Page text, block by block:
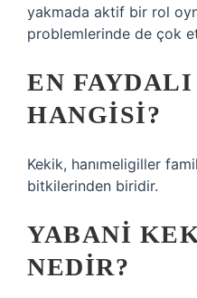
yakmada aktif bir rol
problemlerinde de çok
EN
HANGISI?
Kekik, hanımeligiller
bitkilerinden biridir.
YABANI
NEDIR?